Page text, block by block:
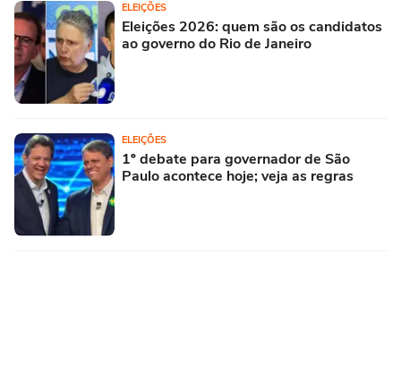
ELEIÇÕES
Eleições 2026: quem são os candidatos
ao governo do Rio de Janeiro
ELEIÇÕES
1º debate para governador de São
Paulo acontece hoje; veja as regras